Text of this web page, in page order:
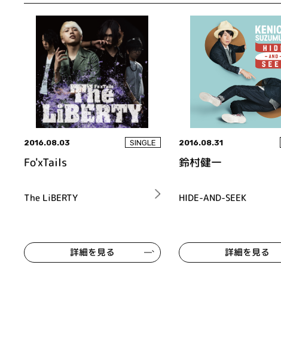
2016.08.03 SINGLE
Fo'xTails
The LiBERTY
詳細を見る
2016.08.31
鈴村健一
HIDE-AND-SEEK
詳細を見る